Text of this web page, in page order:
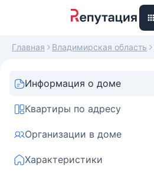
Главная Владимирская область
Информация о доме
Квартиры по адресу
Организации в доме
Характеристики